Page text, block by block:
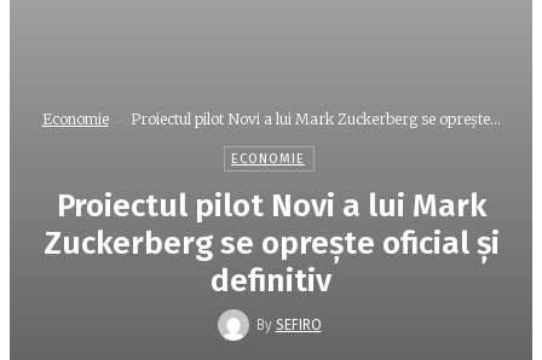
Economie Proiectul pilot Novi a lui Mark Zuckerberg se oprește...
ECONOMIE
Proiectul pilot Novi a lui Mark
Zuckerberg se oprește oficial și
definitiv
By SEFIRO